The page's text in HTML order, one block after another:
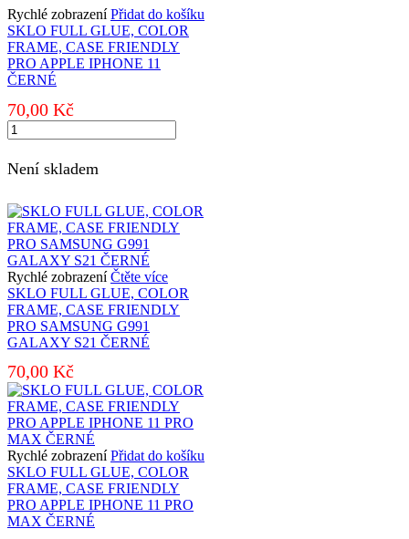
Rychlé zobrazení Přidat do košíku
SKLO FULL GLUE, COLOR
FRAME, CASE FRIENDLY
PRO APPLE IPHONE 11
ČERNÉ
70,00 Kč
SKLO
FULL
GLUE,
COLOR
CASE
FRIENDLY
PRO
APPLE
IPHONE
11
ČERNÉ
množství
Není skladem
Rychlé zobrazení Čtěte více
SKLO FULL GLUE, COLOR
FRAME, CASE FRIENDLY
PRO SAMSUNG G991
GALAXY S21 ČERNÉ
70,00 Kč
Rychlé zobrazení Přidat do košíku
SKLO FULL GLUE, COLOR
FRAME, CASE FRIENDLY
PRO APPLE IPHONE 11 PRO
MAX ČERNÉ